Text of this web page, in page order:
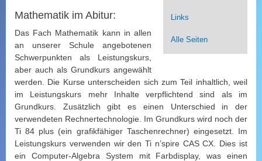
Links
Alle Seiten
Mathematik im Abitur:
Das Fach Mathematik kann in allen
an unserer Schule angebotenen
Schwerpunkten als Leistungskurs,
aber auch als Grundkurs angewählt
werden. Die Kurse unterscheiden sich zum Teil inhaltlich, weil
im Leistungskurs mehr Inhalte verpflichtend sind als im
Grundkurs. Zusätzlich gibt es einen Unterschied in der
verwendeten Rechnertechnologie. Im Grundkurs wird noch der
Ti 84 plus (ein grafikfähiger Taschenrechner) eingesetzt. Im
Leistungskurs verwenden wir den Ti n’spire CAS CX. Dies ist
ein Computer-Algebra System mit Farbdisplay, was einen